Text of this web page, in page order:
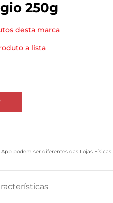
250g
desta marca
a lista
App podem ser diferentes das Lojas Físicas.